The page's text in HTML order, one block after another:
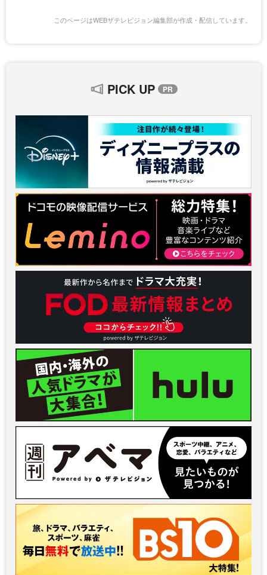
このページはWEBザテレビジョン編集部が作成・配信しています。
PICK UP